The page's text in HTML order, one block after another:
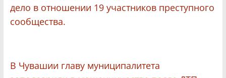
дело в отношении 19 участников преступного
сообщества.
В Чувашии главу муниципалитета